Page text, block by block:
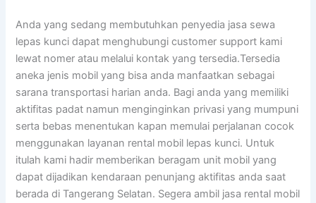
Anda yang sedang membutuhkan penyedia jasa sewa
lepas kunci dapat menghubungi customer support kami
lewat nomer atau melalui kontak yang tersedia.Tersedia
aneka jenis mobil yang bisa anda manfaatkan sebagai
sarana transportasi harian anda. Bagi anda yang memiliki
aktifitas padat namun menginginkan privasi yang mumpuni
serta bebas menentukan kapan memulai perjalanan cocok
menggunakan layanan rental mobil lepas kunci. Untuk
itulah kami hadir memberikan beragam unit mobil yang
dapat dijadikan kendaraan penunjang aktifitas anda saat
berada di Tangerang Selatan. Segera ambil jasa rental mobil